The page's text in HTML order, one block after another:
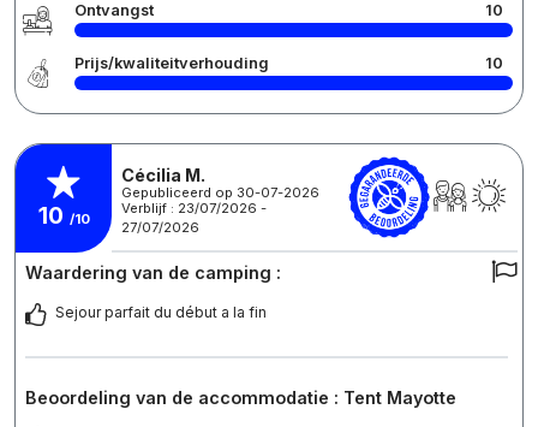
Ontvangst 10
Prijs/kwaliteitverhouding 10
10 /10
Cécilia M.
Gepubliceerd op 30-07-2026
Verblijf : 23/07/2026 -
27/07/2026
Waardering van de camping :
Sejour parfait du début a la fin
Beoordeling van de accommodatie : Tent Mayotte